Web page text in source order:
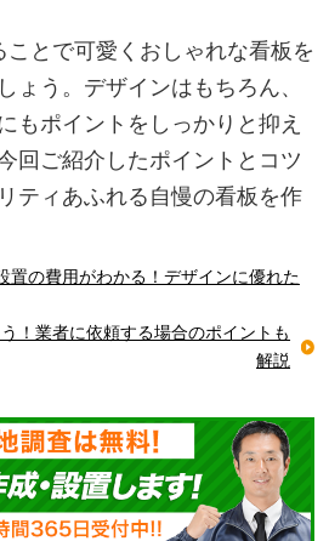
とで可愛くおしゃれな看板を
ょう。デザインはもちろん、
もポイントをしっかりと抑え
回ご紹介したポイントとコツ
ティあふれる自慢の看板を作
置の費用がわかる！デザインに優れた
！業者に依頼する場合のポイントも
解説